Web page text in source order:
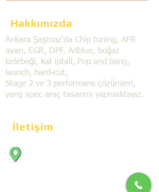
Hakkımızda
Ankara Şaşmaz'da Chip tuning, AFR
ayarı, EGR, DPF, Adblue, boğaz
kelebeği, kat iptali, Pop and bang,
launch, hard-cut,
Stage 2 ve 3 performans çözümleri,
yarış spec araç tasarımı yapmaktayız.
İletişim